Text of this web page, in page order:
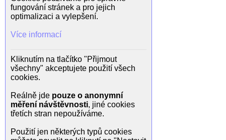
fungování stránek a pro jejich
optimalizaci a vylepšení.
Více informací
Kliknutím na tlačítko "Přijmout
všechny" akceptujete použití všech
cookies.
Reálně jde pouze o anonymní
měření návštěvnosti, jiné cookies
třetích stran nepoužíváme.
Použití jen některých typů cookies